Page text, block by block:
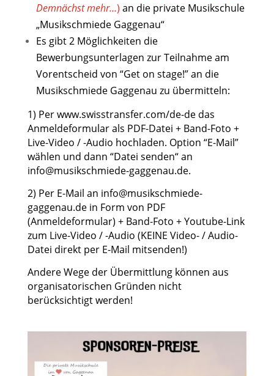
Demnächst mehr…) an die private Musikschule
„Musikschmiede Gaggenau“
Es gibt 2 Möglichkeiten die
Bewerbungsunterlagen zur Teilnahme am
Vorentscheid von “Get on stage!” an die
Musikschmiede Gaggenau zu übermitteln:
1) Perwww.swisstransfer.com/de-dedas
Anmeldeformular als PDF-Datei + Band-Foto +
Live-Video / -Audio hochladen. Option “E-Mail”
wählen und dann “Datei senden“ an
info@musikschmiede-gaggenau.de.
2) Per E-Mail an info@musikschmiede-
gaggenau.dein Form von PDF
(Anmeldeformular) + Band-Foto + Youtube-Link
zum Live-Video / -Audio (KEINE Video- / Audio-
Datei direkt per E-Mail mitsenden!)
Andere Wege der Übermittlung können aus
organisatorischen Gründen nicht
berücksichtigt werden!